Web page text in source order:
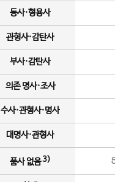
동사·형용사
관형사·감탄사
부사·감탄사
의존 명사·조사
수사·관형사·명사
대명사·관형사
품사 없음3)